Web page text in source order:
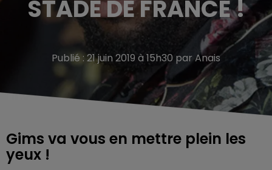
STADE DE FRANCE !
Publié : 21 juin 2019 à 15h30 par Anais
Gims va vous en mettre plein les
yeux !